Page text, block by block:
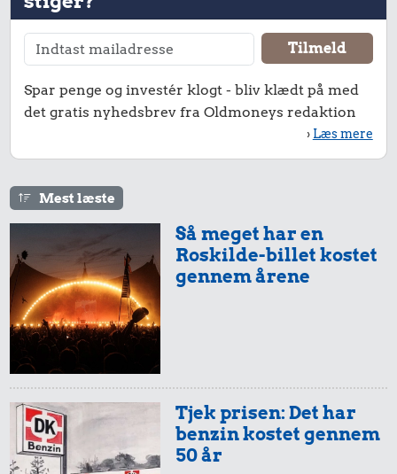
34 kr.
20 kr.
1,55 kr.
Spar penge og investér klogt - bliv klædt på med
det gratis nyhedsbrev fra Oldmoneys redaktion
› Læs mere
Mest læste
Så meget har en
Roskilde-billet kostet
gennem årene
Tjek prisen: Det har
benzin kostet gennem
50 år